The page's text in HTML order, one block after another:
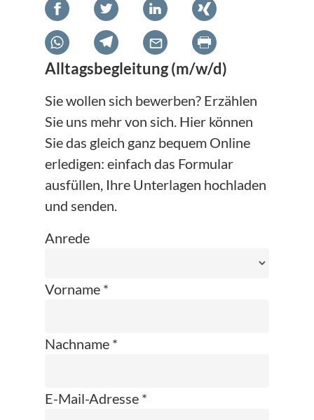
Alltagsbegleitung (m/w/d)
Sie wollen sich bewerben? Erzählen
Sie uns mehr von sich. Hier können
Sie das gleich ganz bequem Online
erledigen: einfach das Formular
ausfüllen, Ihre Unterlagen hochladen
und senden.
Anrede
Vorname *
Nachname *
E-Mail-Adresse *